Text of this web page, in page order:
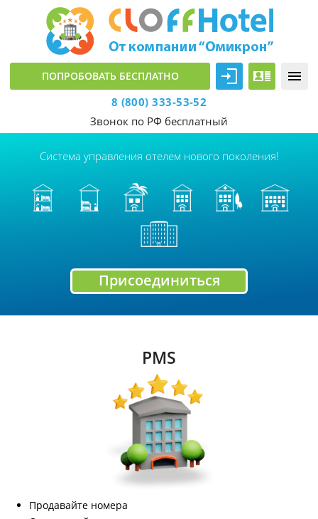
ПОПРОБОВАТЬ БЕСПЛАТНО
8 (800) 333-53-52
Звонок по РФ бесплатный
Система управления отелем нового поколения!
Присоединиться
PMS
Продавайте номера